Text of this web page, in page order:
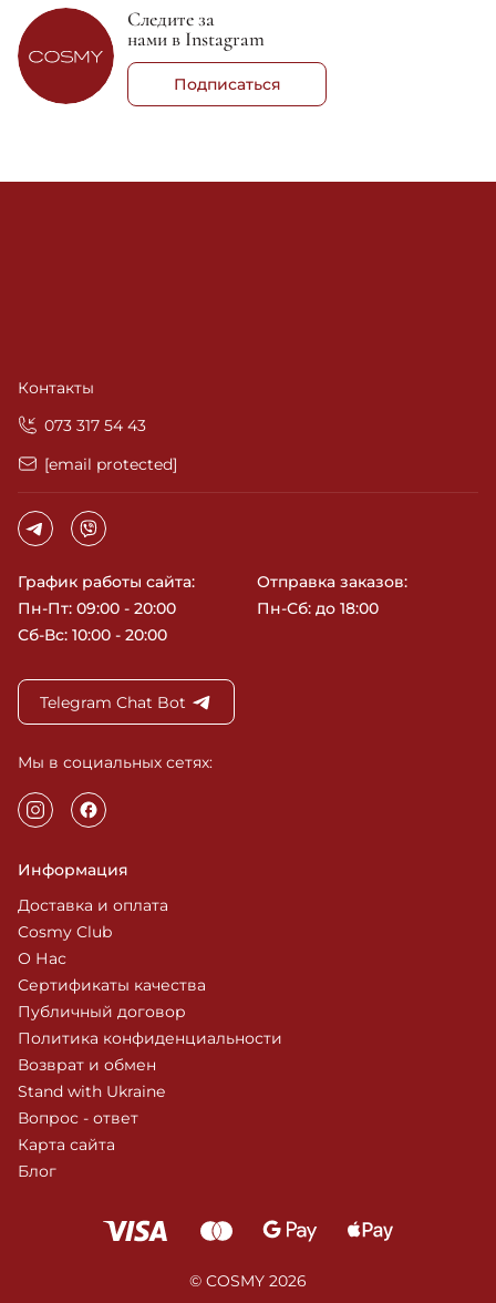
Следите за
нами в Instagram
Подписаться
Контакты
‎073 317 54 43
[email protected]
График работы сайта:
Пн-Пт: 09:00 - 20:00
Сб-Вс: 10:00 - 20:00
Отправка заказов:
Пн-Сб: до 18:00
Telegram Chat Bot
Мы в социальных сетях:
Информация
Доставка и оплата
Cosmy Club
О Нас
Сертификаты качества
Публичный договор
Политика конфиденциальности
Возврат и обмен
Stand with Ukraine
Вопрос - ответ
Карта сайта
Блог
© COSMY 2026